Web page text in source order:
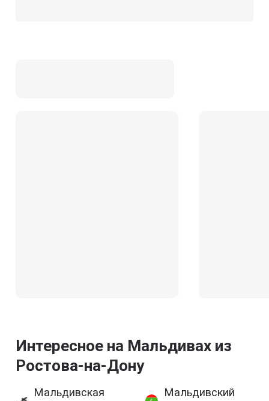
Интересное на Мальдивах из
Ростова-на-Дону
Мальдивская
Мальдивский